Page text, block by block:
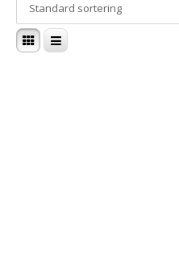
Standard sortering